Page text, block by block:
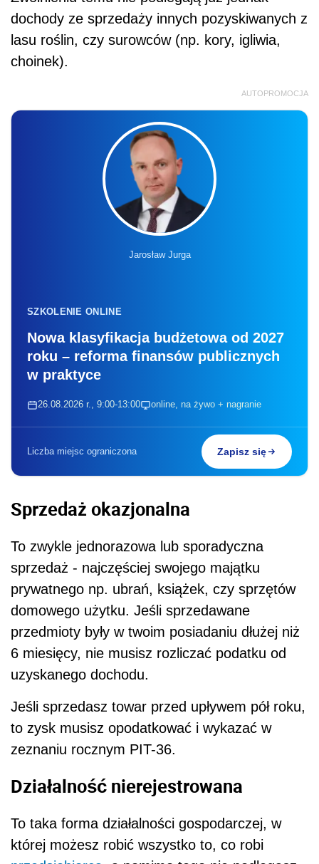
dochody ze sprzedaży innych pozyskiwanych z
lasu roślin, czy surowców (np. kory, igliwia,
choinek).
AUTOPROMOCJA
Jarosław Jurga
SZKOLENIE ONLINE
Nowa klasyfikacja budżetowa od 2027
roku – reforma finansów publicznych
w praktyce
26.08.2026 r., 9:00-13:00 online, na żywo + nagranie
Liczba miejsc ograniczona Zapisz się
Sprzedaż okazjonalna
To zwykle jednorazowa lub sporadyczna
sprzedaż - najczęściej swojego majątku
prywatnego np. ubrań, książek, czy sprzętów
domowego użytku. Jeśli sprzedawane
przedmioty były w twoim posiadaniu dłużej niż
6 miesięcy, nie musisz rozliczać podatku od
uzyskanego dochodu.
Jeśli sprzedasz towar przed upływem pół roku,
to zysk musisz opodatkować i wykazać w
zeznaniu rocznym PIT-36.
Działalność nierejestrowana
To taka forma działalności gospodarczej, w
której możesz robić wszystko to, co robi